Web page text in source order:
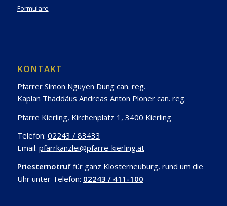
Formulare
KONTAKT
Pfarrer Simon Nguyen Dung can. reg.
Kaplan Thaddäus Andreas Anton Ploner can. reg.
Pfarre Kierling, Kirchenplatz 1, 3400 Kierling
Telefon: 02243 / 83433
Email: pfarrkanzlei@pfarre-kierling.at
Priesternotruf für ganz Klosterneuburg, rund um die
Uhr unter Telefon: 02243 / 411-100